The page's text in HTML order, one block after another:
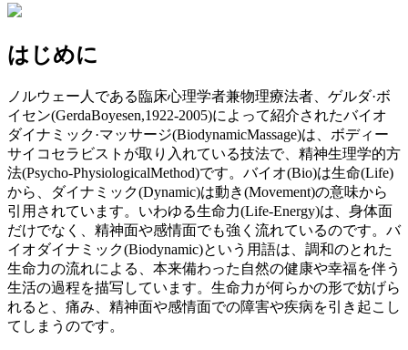
はじめに
ノルウェー人である臨床心理学者兼物理療法者、ゲルダ·ボ
イセン(GerdaBoyesen,1922-2005)によって紹介されたバイオ
ダイナミック·マッサージ(BiodynamicMassage)は、ボディー
サイコセラビストが取り入れている技法で、精神生理学的方
法(Psycho-PhysiologicalMethod)です。バイオ(Bio)は生命(Life)
から、ダイナミック(Dynamic)は動き(Movement)の意味から
引用されています。いわゆる生命力(Life-Energy)は、身体面
だけでなく、精神面や感情面でも強く流れているのです。バ
イオダイナミック(Biodynamic)という用語は、調和のとれた
生命力の流れによる、本来備わった自然の健康や幸福を伴う
生活の過程を描写しています。生命力が何らかの形で妨げら
れると、痛み、精神面や感情面での障害や疾病を引き起こし
てしまうのです。